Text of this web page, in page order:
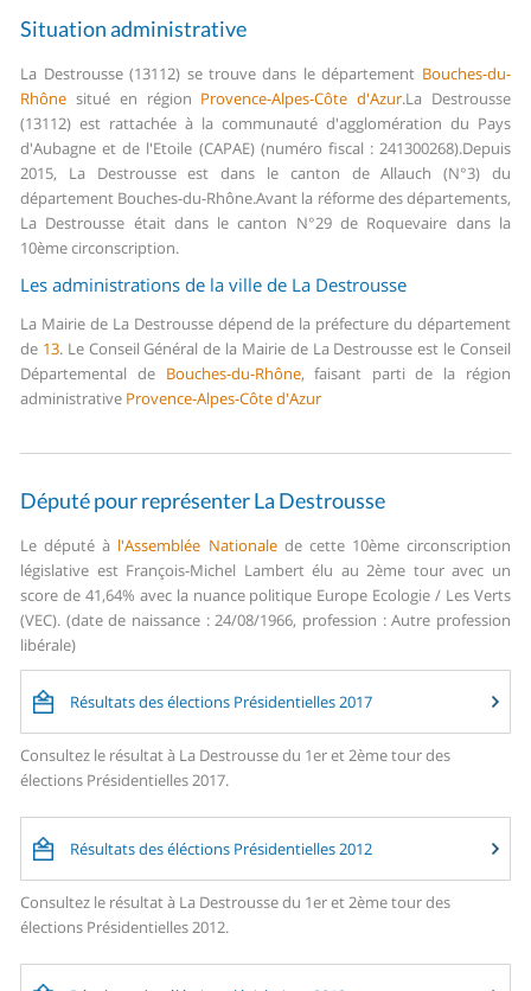
Situation administrative
La Destrousse (13112) se trouve dans le département Bouches-du-
Rhône situé en région Provence-Alpes-Côte d'Azur.La Destrousse
(13112) est rattachée à la communauté d'agglomération du Pays
d'Aubagne et de l'Etoile (CAPAE) (numéro fiscal : 241300268).Depuis
2015, La Destrousse est dans le canton de Allauch (N°3) du
département Bouches-du-Rhône.Avant la réforme des départements,
La Destrousse était dans le canton N°29 de Roquevaire dans la
10ème circonscription.
Les administrations de la ville de La Destrousse
La Mairie de La Destrousse dépend de la préfecture du département
de 13. Le Conseil Général de la Mairie de La Destrousse est le Conseil
Départemental de Bouches-du-Rhône, faisant parti de la région
administrative Provence-Alpes-Côte d'Azur
Député pour représenter La Destrousse
Le député à l'Assemblée Nationalede cette 10ème circonscription
législative est François-Michel Lambert élu au 2ème tour avec un
score de 41,64% avec la nuance politique Europe Ecologie / Les Verts
(VEC). (date de naissance : 24/08/1966, profession : Autre profession
libérale)
Résultats des élections Présidentielles 2017
Consultez le résultat à La Destrousse du 1er et 2ème tour des
élections Présidentielles 2017.
Résultats des éléctions Présidentielles 2012
Consultez le résultat à La Destrousse du 1er et 2ème tour des
élections Présidentielles 2012.